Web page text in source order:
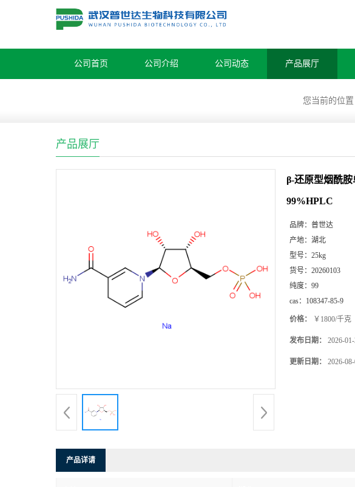
公司首页 公司介绍 公司动态 产品展厅
您当前的位置
产品展厅
β-还原型烟酰胺
99%HPLC
品牌： 普世达
产地： 湖北
型号： 25kg
货号： 20260103
纯度： 99
cas： 108347-85-9
价格： ￥1800/千克
发布日期： 2026-
更新日期： 2026-
产品详请